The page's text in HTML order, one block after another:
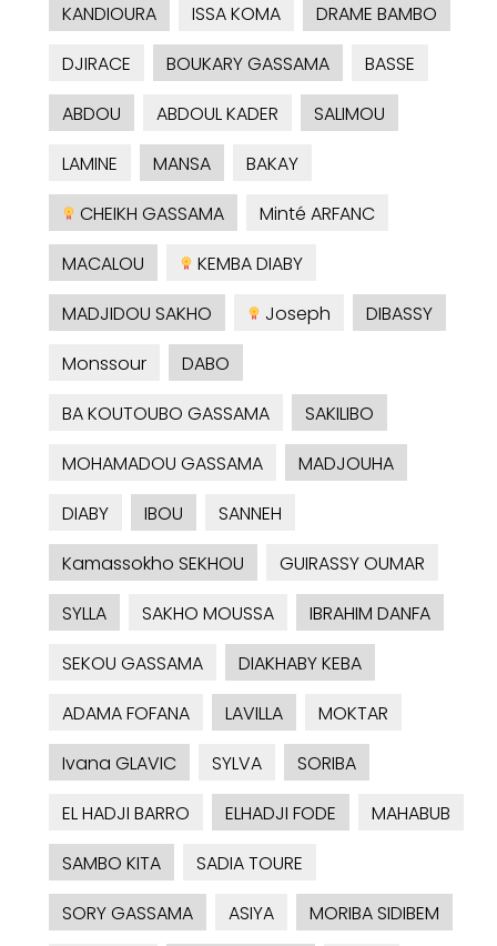
KANDIOURA
ISSA KOMA
DRAME BAMBO
DJIRACE
BOUKARY GASSAMA
BASSE
ABDOU
ABDOUL KADER
SALIMOU
LAMINE
MANSA
BAKAY
CHEIKH GASSAMA
Minté ARFANC
MACALOU
KEMBA DIABY
MADJIDOU SAKHO
Joseph
DIBASSY
Monssour
DABO
BA KOUTOUBO GASSAMA
SAKILIBO
MOHAMADOU GASSAMA
MADJOUHA
DIABY
IBOU
SANNEH
Kamassokho SEKHOU
GUIRASSY OUMAR
SYLLA
SAKHO MOUSSA
IBRAHIM DANFA
SEKOU GASSAMA
DIAKHABY KEBA
ADAMA FOFANA
LAVILLA
MOKTAR
Ivana GLAVIC
SYLVA
SORIBA
EL HADJI BARRO
ELHADJI FODE
MAHABUB
SAMBO KITA
SADIA TOURE
SORY GASSAMA
ASIYA MORIBA SIDIBEM